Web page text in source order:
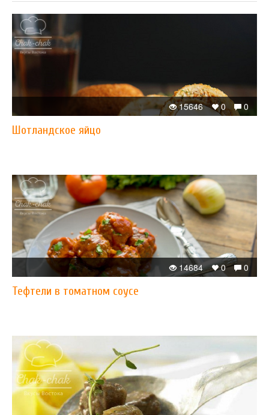
0
0
15646
Шотландское яйцо
0
0
14684
Тефтели в томатном соусе